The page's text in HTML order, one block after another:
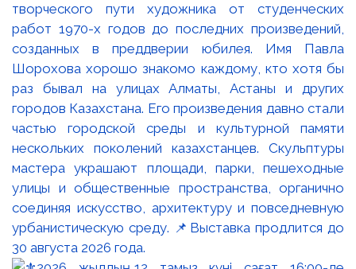
творческого пути художника от студенческих
работ 1970-х годов до последних произведений,
созданных в преддверии юбилея. Имя Павла
Шорохова хорошо знакомо каждому, кто хотя бы
раз бывал на улицах Алматы, Астаны и других
городов Казахстана. Его произведения давно стали
частью городской среды и культурной памяти
нескольких поколений казахстанцев. Скульптуры
мастера украшают площади, парки, пешеходные
улицы и общественные пространства, органично
соединяя искусство, архитектуру и повседневную
урбанистическую среду. 📌Выставка продлится до
30 августа 2026 года.